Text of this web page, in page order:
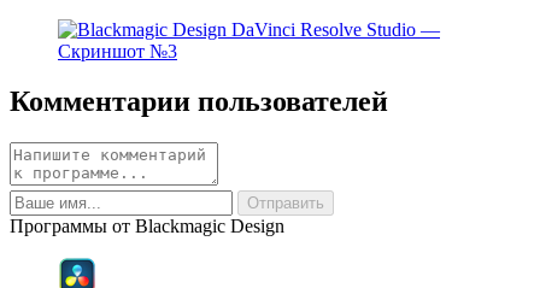
Комментарии пользователей
Программы от Blackmagic Design